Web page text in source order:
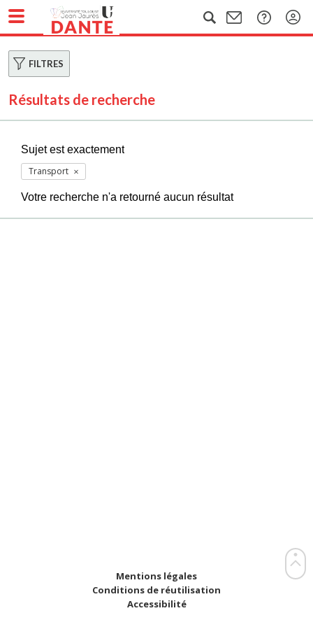
FILTRES
Résultats de recherche
Sujet est exactement
Transport
Votre recherche n'a retourné aucun résultat
Mentions légales
Conditions de réutilisation
Accessibilité